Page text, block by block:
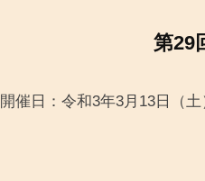
29
第29
開催日：令和3年3月13日（土